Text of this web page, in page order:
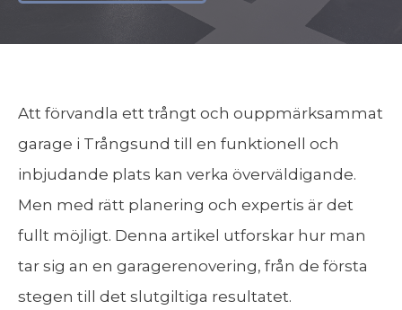
Att förvandla ett trångt och ouppmärksammat
garage i Trångsund till en funktionell och
inbjudande plats kan verka överväldigande.
Men med rätt planering och expertis är det
fullt möjligt. Denna artikel utforskar hur man
tar sig an en garagerenovering, från de första
stegen till det slutgiltiga resultatet.